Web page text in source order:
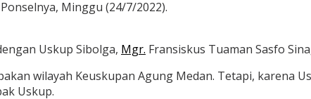
Minggu (24/7/2022).
Uskup Sibolga, Mgr. Fransiskus Tuaman Sasfo
wilayah Keuskupan Agung Medan. Tetapi, karena
Uskup.